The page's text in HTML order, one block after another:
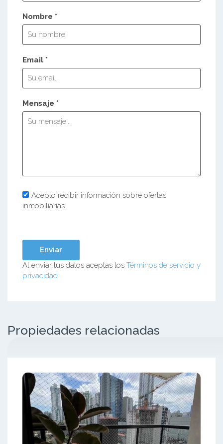
Nombre *
Email *
Mensaje *
Acepto recibir información sobre ofertas
inmobiliarias
Al enviar tus datos aceptas los Términos de servicio y
privacidad
Propiedades relacionadas